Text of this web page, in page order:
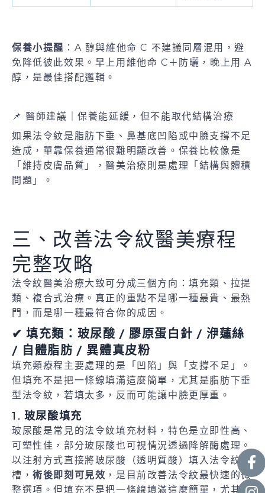
保養小提醒 ：A 醇與維他命 C 不建議同層混用，避
免降低彼此效果。早上用維他命 C＋防曬，晚上用 A
醇，是最佳搭配邏輯。
📌 醫師建議｜保養能延緩，但不能取代結構治療
如果法令紋是脂肪下垂、鼻基底凹陷或中臉支撐不足
造成，單靠保養通常很難明顯改善。保養比較像是
「維持皮膚品質」，醫美治療則是處理「結構與體積
問題」。
三、改善法令紋醫美療程
完整攻略
法令紋醫美治療大致可分成三個方向：填充類、拉提
類、複合式治療。真正的重點不是哪一種最貴、最熱
門，而是哪一種最符合你的成因。
✔ 填充類：玻尿酸 / 膠原蛋白針 / 洢蓮絲
/ 自體脂肪 / 異體真皮粉
填充類療程主要處理的是「凹陷」與「支撐不足」。
但填充不是把一條線填滿這麼簡單，尤其是脂肪下垂
型法令紋，若填太多，反而可能讓中臉更厚重。
1. 玻尿酸填充
玻尿酸是常見的法令紋填充材料，特色是立即性高、
可塑性佳，部分玻尿酸也可視情況透過降解酶處理。
以注射方式直接將玻尿酸（透明質酸）填入法令紋溝
槽，術後即刻可見效 ，是目前改善法令紋最快速的微
整選項。但填充不是把一條線填滿這麼簡單，尤其是